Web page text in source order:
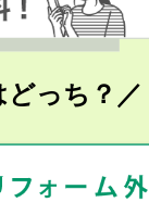
っち？／